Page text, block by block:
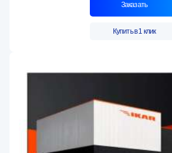
Заказать
Купить в 1 клик